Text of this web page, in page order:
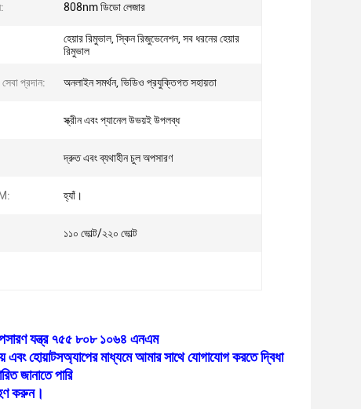
808nm ডিডো লেজার
হেয়ার রিমুভাল, স্কিন রিজুভেনেশন, সব ধরনের হেয়ার
রিমুভাল
প্রদান: অনলাইন সমর্থন, ভিডিও প্রযুক্তিগত সহায়তা
স্ক্রীন এবং প্যানেল উভয়ই উপলব্ধ
দ্রুত এবং ব্যথাহীন চুল অপসারণ
হ্যাঁ।
১১০ ভোল্ট/২২০ ভোল্ট
যন্ত্র ৭৫৫ ৮০৮ ১০৬৪ এনএম
হোয়াটসঅ্যাপের মাধ্যমে আমার সাথে যোগাযোগ করতে দ্বিধা
জানাতে পারি
করুন।